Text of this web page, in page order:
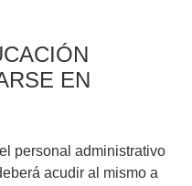
EN
personal administrativo
acudir al mismo a